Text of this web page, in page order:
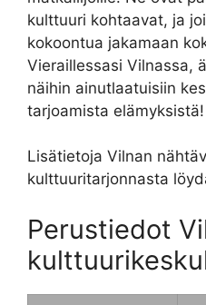
kulttuuri kohtaavat, ja
kokoontua jakamaan
Vieraillessasi Vilnassa,
näihin ainutlaatuisiin
tarjoamista elämyksistä!
Lisätietoja Vilnan
kulttuuritarjonnasta
Perustiedot